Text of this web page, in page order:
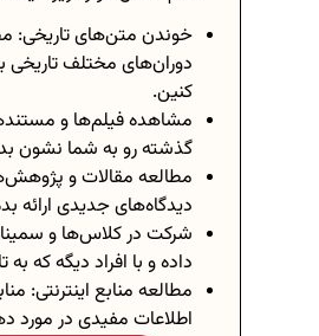
خوندن متن‌های تاریخی:
دوران‌های مختلف
کنین.
مشاهده فیلم‌ها و
گذشته رو به شما نشون
مطالعه مقالات و
دیدگاه‌های جدیدی ارائه
شرکت در کلاس‌ها و
داده و با افراد دیگه که
مطالعه منابع اینترنتی:
اطلاعات مفیدی در مورد